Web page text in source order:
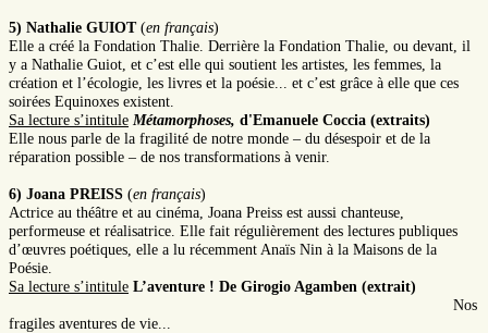
5) Nathalie GUIOT(en français)
Elle a créé la Fondation Thalie. Derrière la Fondation Thalie, ou devant, il
y a Nathalie Guiot, et c’est elle qui soutient les artistes, les femmes, la
création et l’écologie, les livres et la poésie... et c’est grâce à elle que ces
soirées Equinoxes existent.
Sa lecture s’intitule Métamorphoses, d'Emanuele Coccia (extraits)
Elle nous parle de la fragilité de notre monde – du désespoir et de la
réparation possible – de nos transformations à venir.
6) Joana PREISS (en français)
Actrice au théâtre et au cinéma, Joana Preiss est aussi chanteuse,
performeuse et réalisatrice. Elle fait régulièrement des lectures publiques
d’œuvres poétiques, elle a lu récemment Anaïs Nin à la Maisons de la
Poésie.
Sa lecture s’intitule L’aventure ! De Girogio Agamben (extrait)
Nos
fragiles aventures de vie...